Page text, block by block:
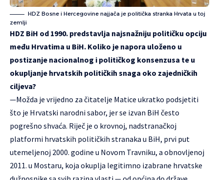
HDZ Bosne i Hercegovine najjača je politička stranka Hrvata u toj
zemlji
HDZ BiH od 1990. predstavlja najsnažniju političku opciju
među Hrvatima u BiH. Koliko je napora uloženo u
postizanje nacionalnog i političkog konsenzusa te u
okupljanje hrvatskih političkih snaga oko zajedničkih
ciljeva?
—Možda je vrijedno za čitatelje Matice ukratko podsjetiti
što je Hrvatski narodni sabor, jer se izvan BiH često
pogrešno shvaća. Riječ je o krovnoj, nadstranačkoj
platformi hrvatskih političkih stranaka u BiH, prvi put
utemeljenoj 2000. godine u Novom Travniku, a obnovljenoj
2011. u Mostaru, koja okuplja legitimno izabrane hrvatske